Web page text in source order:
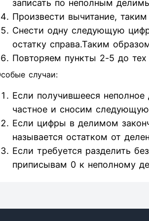
записать по неполным
Произвести вычитание,
Снести одну следующую
остатку справа.Таким
Повторяем пункты 2-5 до
случаи:
Если получившееся
частное и сносим
Если цифры в делимом
называется остатком от
Если требуется разделить
приписывам 0 к неполному